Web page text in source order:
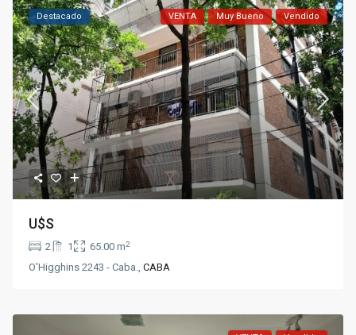
Destacado VENTA Muy Bueno Vendido
U$S
2 1 65.00 m2
O'Higghins 2243 - Caba.,CABA